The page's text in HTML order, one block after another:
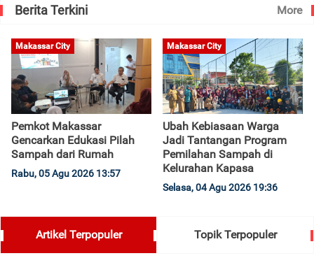
Berita Terkini More
Makassar City
Pemkot Makassar
Gencarkan Edukasi Pilah
Sampah dari Rumah
Rabu, 05 Agu 2026 13:57
Makassar City
Ubah Kebiasaan Warga
Jadi Tantangan Program
Pemilahan Sampah di
Kelurahan Kapasa
Selasa, 04 Agu 2026 19:36
Artikel Terpopuler Topik Terpopuler